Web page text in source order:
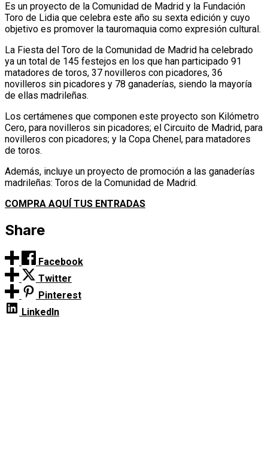
Es un proyecto de la Comunidad de Madrid y la Fundación
Toro de Lidia que celebra este año su sexta edición y cuyo
objetivo es promover la tauromaquia como expresión cultural.
La Fiesta del Toro de la Comunidad de Madrid ha celebrado
ya un total de 145 festejos en los que han participado 91
matadores de toros, 37 novilleros con picadores, 36
novilleros sin picadores y 78 ganaderías, siendo la mayoría
de ellas madrileñas.
Los certámenes que componen este proyecto son Kilómetro
Cero, para novilleros sin picadores; el Circuito de Madrid, para
novilleros con picadores; y la Copa Chenel, para matadores
de toros.
Además, incluye un proyecto de promoción a las ganaderías
madrileñas: Toros de la Comunidad de Madrid.
COMPRA AQUÍ TUS ENTRADAS
Share
Facebook
Twitter
Pinterest
LinkedIn